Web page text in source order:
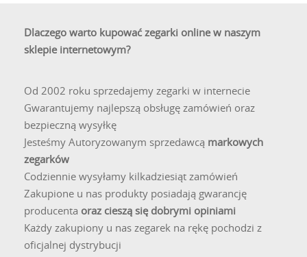
Dlaczego warto kupować zegarki online w naszym
sklepie internetowym?
Od 2002 roku sprzedajemy zegarki w internecie
Gwarantujemy najlepszą obsługę zamówień oraz
bezpieczną wysyłkę
Jesteśmy Autoryzowanym sprzedawcą markowych
zegarków
Codziennie wysyłamy kilkadziesiąt zamówień
Zakupione u nas produkty posiadają gwarancję
producenta oraz cieszą się dobrymi opiniami
Każdy zakupiony u nas zegarek na rękę pochodzi z
oficjalnej dystrybucji